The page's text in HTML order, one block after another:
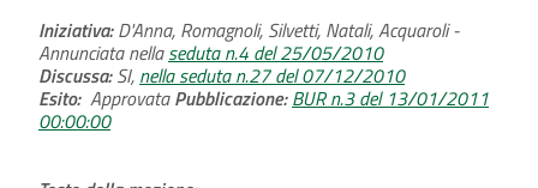
Iniziativa:D'Anna, Romagnoli, Silvetti, Natali, Acquaroli -
Annunciata nellaseduta n.4 del 25/05/2010
Discussa:SI, nella seduta n.27 del 07/12/2010
Esito: ApprovataPubblicazione: BUR n.3 del 13/01/2011
00:00:00